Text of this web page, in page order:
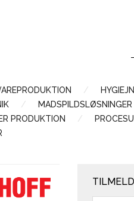
MADSPILDSLØSNINGER
PRODUKTION